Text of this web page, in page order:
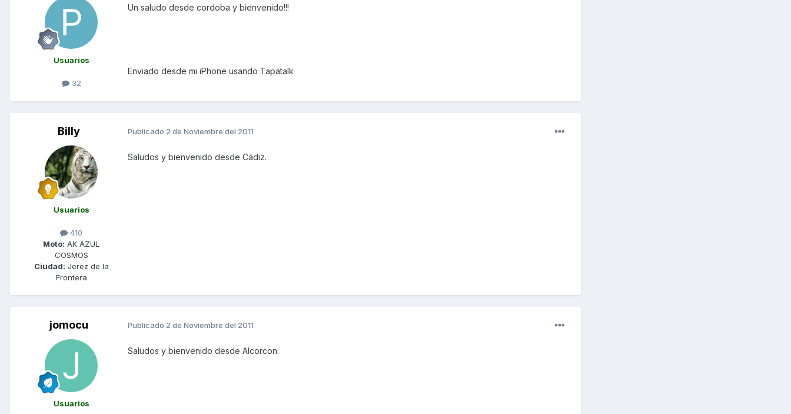
Usuarios
32
Un saludo desde cordoba y bienvenido!!!
Enviado desde mi iPhone usando Tapatalk
Billy
Usuarios
410
Moto: AK AZUL
COSMOS
Ciudad: Jerez de la
Frontera
Publicado 2 de Noviembre del 2011
Saludos y bienvenido desde Cádiz.
jomocu
Usuarios
Publicado 2 de Noviembre del 2011
Saludos y bienvenido desde Alcorcon.